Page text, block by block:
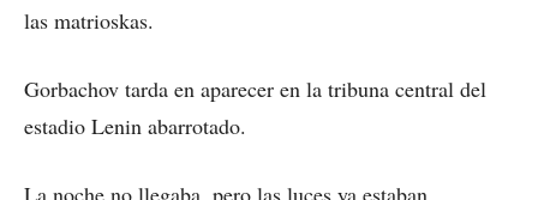
las matrioskas.
Gorbachov tarda en aparecer en la tribuna central del
estadio Lenin abarrotado.
La noche no llegaba, pero las luces ya estaban